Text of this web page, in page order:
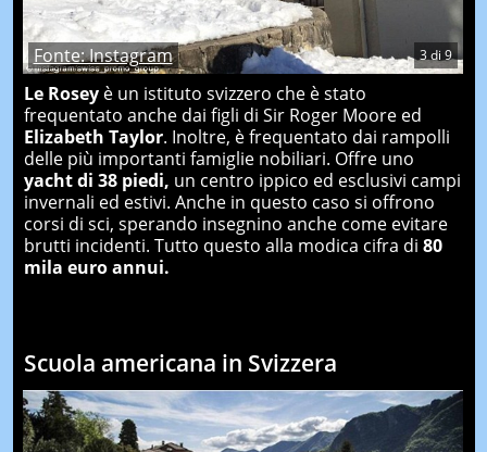
3di 9
Fonte: Instagram
Le Roseyè un istituto svizzero che è stato
frequentato anche dai figli di Sir Roger Moore ed
Elizabeth Taylor. Inoltre, è frequentato dai rampolli
delle più importanti famiglie nobiliari. Offre uno
yacht di 38 piedi, un centro ippico ed esclusivi campi
invernali ed estivi. Anche in questo caso si offrono
corsi di sci, sperando insegnino anche come evitare
brutti incidenti. Tutto questo alla modica cifra di 80
mila euro annui.
Scuola americana in Svizzera